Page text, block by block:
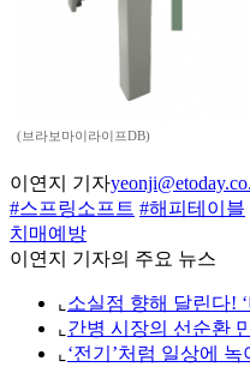
(브라보마이라이프DB)
이연지 기자
#스프링소프트 #해피테이블
치매예방
이연지 기자의 주요 뉴스
⌞ 소실점 향해 달린다!
⌞ 간병 시장의 선순환
⌞ ‘전기’처럼 일상에